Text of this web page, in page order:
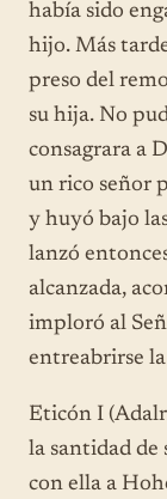
había sido
hijo. Más
preso del
su hija. No
consagrara a
un rico señor
y huyó bajo
lanzó
alcanzada,
imploró al
entreabrirse
Eticón I
la santidad de
con ella a